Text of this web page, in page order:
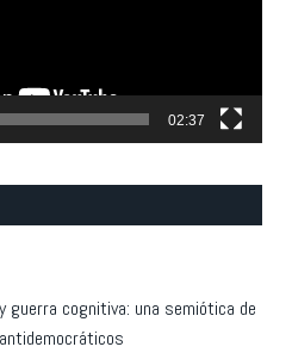
02:37
guerra cognitiva: una semiótica de